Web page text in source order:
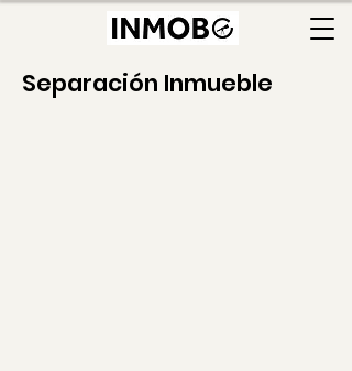
Separación Inmueble